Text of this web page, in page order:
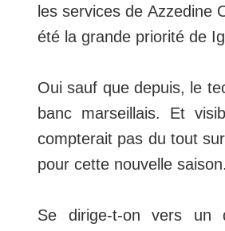
les services de Azzedine
été la grande priorité de
Oui sauf que depuis, le
banc marseillais. Et
compterait pas du tout
pour cette nouvelle saison.
Se dirige-t-on vers un